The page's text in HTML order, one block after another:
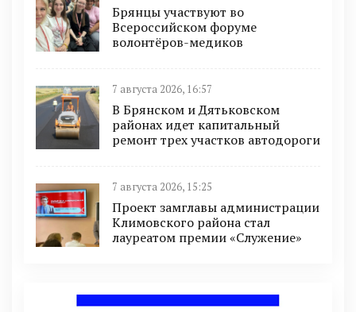
Брянцы участвуют во
Всероссийском форуме
волонтёров-медиков
7 августа 2026, 16:57
В Брянском и Дятьковском
районах идет капитальный
ремонт трех участков автодороги
7 августа 2026, 15:25
Проект замглавы администрации
Климовского района стал
лауреатом премии «Служение»